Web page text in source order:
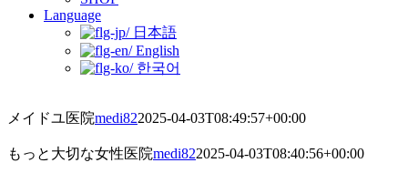
Language
日本語
English
한국어
メイドユ医院medi822025-04-03T08:49:57+00:00
もっと大切な女性医院medi822025-04-03T08:40:56+00:00